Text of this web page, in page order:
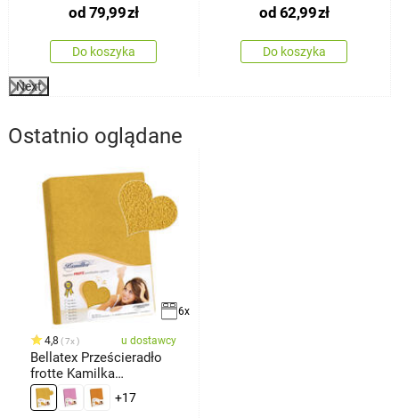
od 79,99zł
Do koszyka
od 62,99zł
Do koszyka
Next
Ostatnio oglądane
6x
4,8 7x u dostawcy
Bellatex Prześcieradło
frotte Kamilka
musztardowy
+17